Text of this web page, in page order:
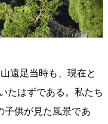
遠足当時も、現在と
たはずである。私たち
子供が見た風景であ